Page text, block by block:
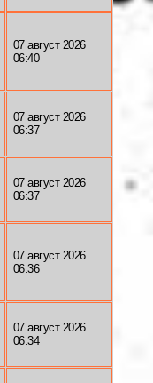
07 август 2026
06:40
07 август 2026
06:37
07 август 2026
06:37
07 август 2026
06:36
07 август 2026
06:34